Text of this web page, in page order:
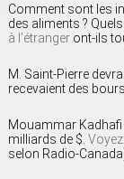
Comment sont les
des aliments ?
à l’étranger ont-ils
M. Saint-Pierre
recevaient des
Mouammar Kadhafi
milliards de $.
selon Radio-